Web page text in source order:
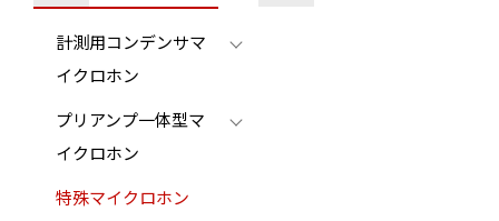
計測用コンデンサマ
イクロホン
プリアンプ一体型マ
イクロホン
特殊マイクロホン